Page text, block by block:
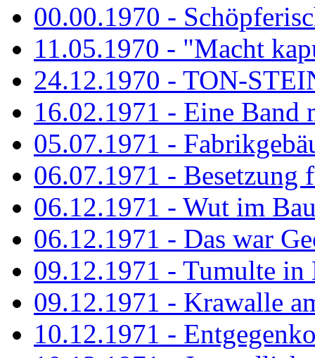
00.00.1970 -
11.05.1970 - "Macht
24.12.1970 - TON-
16.02.1971 - Eine Band
05.07.1971 -
06.07.1971 - Besetzung
06.12.1971 - Wut im
06.12.1971 - Das war
09.12.1971 - Tumulte in
09.12.1971 - Krawalle
10.12.1971 -